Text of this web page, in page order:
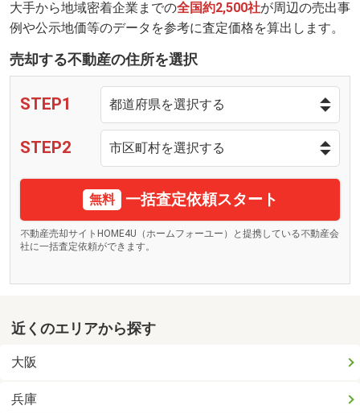
大手から地域密着企業までの全国約2,500社が周辺の売出事
例や公示地価等のデータを参考に査定価格を算出します。
売却する不動産の住所を選択
STEP1
STEP2
無料 一括査定依頼スタート
不動産売却サイトHOME4U（ホームフォーユー）と提携している不動産会
社に一括査定依頼ができます。
近くのエリアから探す
大阪
兵庫